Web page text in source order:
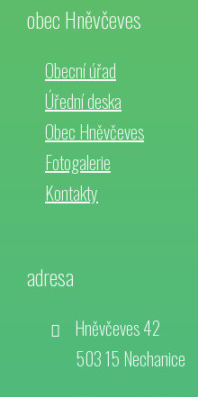
obec Hněvčeves
Obecní úřad
Úřední deska
Obec Hněvčeves
Fotogalerie
Kontakty
adresa
Hněvčeves 42
503 15 Nechanice